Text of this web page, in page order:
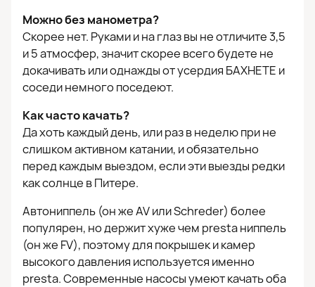
Можно без манометра?
Скорее нет. Руками и на глаз вы не отличите 3,5
и 5 атмосфер, значит скорее всего будете не
докачивать или однажды от усердия БАХНЕТЕ и
соседи немного поседеют.
Как часто качать?
Да хоть каждый день, или раз в неделю при не
слишком активном катании, и обязательно
перед каждым выездом, если эти выезды редки
как солнце в Питере.
Автониппель (он же AV или Schreder) более
популярен, но держит хуже чем presta ниппель
(он же FV), поэтому для покрышек и камер
высокого давления используется именно
presta. Современные насосы умеют качать оба